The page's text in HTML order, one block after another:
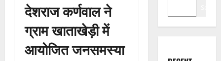
देशराज कर्णवाल ने
ग्राम खाताखेड़ी में
आयोजित जनसमस्या